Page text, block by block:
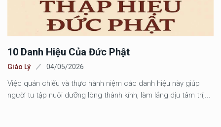
10 Danh Hiệu Của Đức Phật
Giáo Lý 04/05/2026
Việc quán chiếu và thực hành niệm các danh hiệu này giúp
người tu tập nuôi dưỡng lòng thành kính, làm lắng dịu tâm trí,...